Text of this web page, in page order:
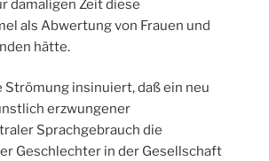
damaligen Zeit diese
als Abwertung von Frauen und
hätte.
Strömung insinuiert, daß ein neu
erzwungener
Sprachgebrauch die
Geschlechter in der Gesellschaft